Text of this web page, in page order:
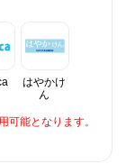
はやかけ
ん
可能となります。